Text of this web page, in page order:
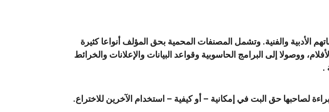
والفنية. وتشمل المصنفات المحمية بحق المؤلف أنواعا كثيرة
ووصولا إلى البرامج الحاسوبية وقواعد البيانات والإعلانات والخرائط
.
لصاحبها حق البت في إمكانية – أو كيفية – استخدام الآخرين للاختراع.